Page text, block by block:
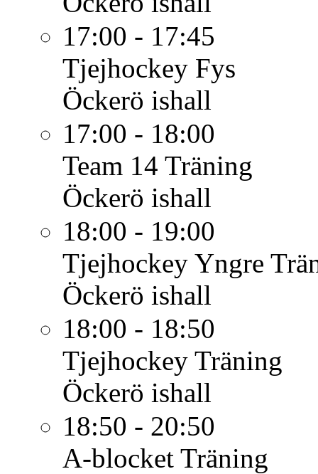
17:00 - 17:45
Tjejhockey Fys
Öckerö ishall
17:00 - 18:00
Team 14 Träning
Öckerö ishall
18:00 - 19:00
Tjejhockey Yngre
Öckerö ishall
18:00 - 18:50
Tjejhockey Träning
Öckerö ishall
18:50 - 20:50
A-blocket Träning